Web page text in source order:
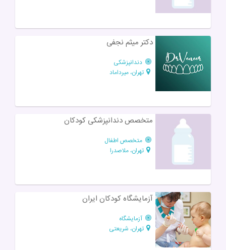
دکتر میثم نجفی
دندانپزشکی
تهران، میرداماد
متخصص دندانپزشکی کودکان
متخصص اطفال
تهران، ملاصدرا
آزمایشگاه کودکان ایران
آزمایشگاه
تهران، شریعتی